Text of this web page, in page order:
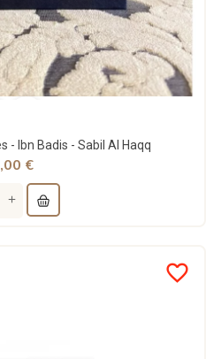
- Ibn Badis - Sabil Al Haqq
€
favorite_border